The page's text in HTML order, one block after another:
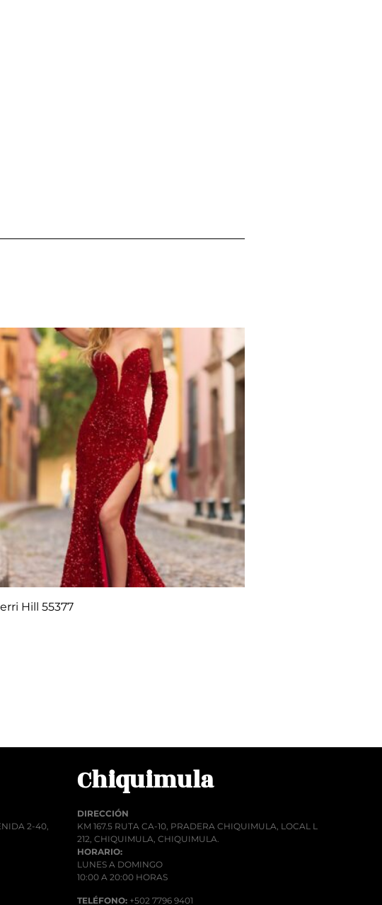
Hill 55377
2-40,
Chiquimula
DIRECCIÓN
KM 167.5 RUTA CA-10, PRADERA CHIQUIMULA, LOCAL L
212, CHIQUIMULA, CHIQUIMULA.
HORARIO:
LUNES A DOMINGO
10:00 A 20:00 HORAS
TELÉFONO: +502 7796 9401